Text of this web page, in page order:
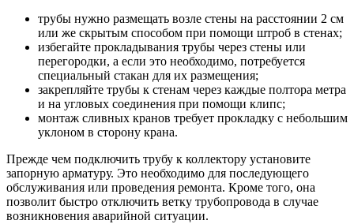
трубы нужно размещать возле стены на расстоянии 2 см
или же скрытым способом при помощи штроб в стенах;
избегайте прокладывания трубы через стены или
перегородки, а если это необходимо, потребуется
специальный стакан для их размещения;
закрепляйте трубы к стенам через каждые полтора метра
и на угловых соединения при помощи клипс;
монтаж сливных кранов требует прокладку с небольшим
уклоном в сторону крана.
Прежде чем подключить трубу к коллектору установите
запорную арматуру. Это необходимо для последующего
обслуживания или проведения ремонта. Кроме того, она
позволит быстро отключить ветку трубопровода в случае
возникновения аварийной ситуации.